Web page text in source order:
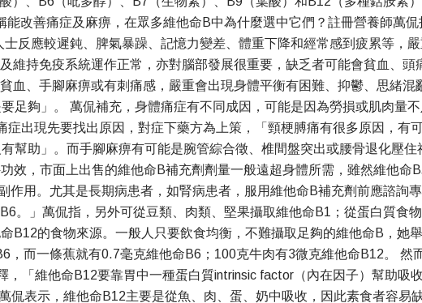
改善痛症及麻痹，在眾多維他命B中為什麼選中它們？註冊營養師萬
反應較遲鈍、脾氣暴躁、記憶力變差、體重下降和經常感到疲累等，
維持免疫系統運作正常，亦對腦部發展很重要，缺乏者可能會貧血、
血、手腳麻痹或有刺痛感，嚴重會出現身體平衡有困難、抑鬱、思緒
足夠」。 萬侃補充，身體痛症有不同成因，可能是因為勞損或肌肉量
出現先要找出原因，對症下藥方為上策，「頸梗膊痛有很多原因，有
幫助」。而手腳麻痹有可能是腕管綜合徵、椎間盤突出或腰骨退化壓
效，市面上出售的維他命B補充劑劑量一般遠超身體所需，雖然維他命
作用。尤其是長期病患者，如腎病患者，服用維他命B補充劑前應諮詢
。」萬侃指，另外可從豆類、肉類、堅果攝取維他命B1；從蛋白質食
B12的食物來源。一般人只要飲食均衡，不難攝取足夠的維他命B，她
而一條蕉就有0.7毫克維他命B6；100克牛肉有3微克維他命B12。 然
「維他命B12要靠胃中一種蛋白質intrinsic factor（內在因子）幫助吸
侃表示，維他命B12主要是從魚、肉、蛋、奶中吸收，因此素食者容易